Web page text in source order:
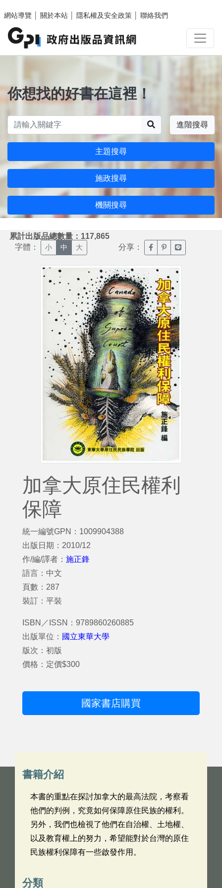
網站導覽
關於本站 隱私權及安全政策 聯絡我們
你想找的好書在這裡！
進階搜尋
主題搜尋
施政搜尋
機關搜尋
累計出版品總數量：117,865
字體： 小 中 大 分享： 臉書分享(另開新視窗)
噗浪分享(另開新
Line分享(另
加拿大原住民權利
保障
統一編號GPN：1009904388
出版日期：2010/12
作/編/譯者： 施正鋒
語言：中文
頁數：287
裝訂：平裝
ISBN／ISSN：9789860260885
出版單位： 國立東華大學
版次：初版
價格：定價$300
國家書店購買
書籍介紹
本書的重點在探討加拿大的最高法院，考察看
他們的判例，究竟如何保障原住民族的權利。
另外，我們也檢視了他們在自治權、土地權、
以及教育權上的努力，希望能對於台灣的原住
民族權利保障有一些啟發作用。
分類